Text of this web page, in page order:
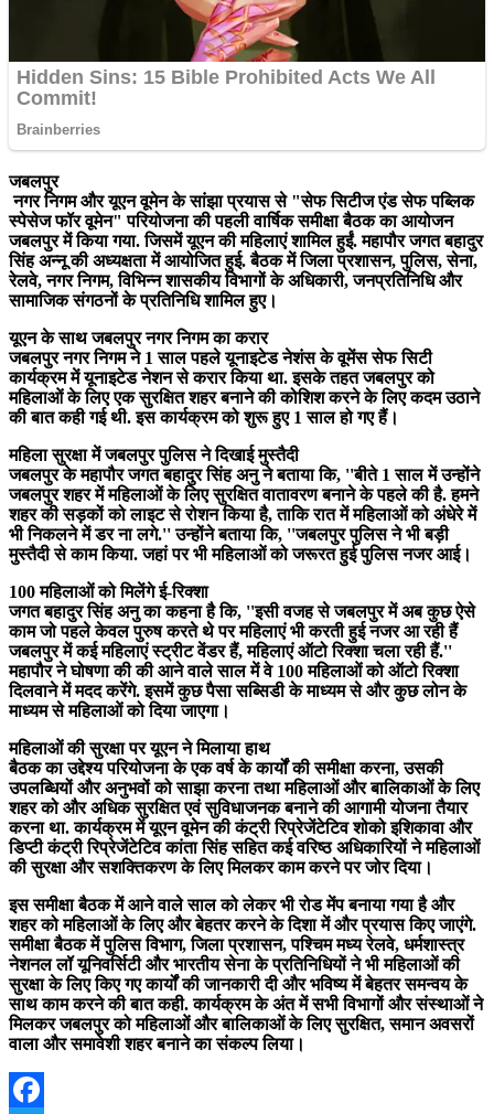
जबलपुर
नगर निगम और यूएन वूमेन के सांझा प्रयास से "सेफ सिटीज एंड सेफ पब्लिक
स्पेसेज फॉर वूमेन" परियोजना की पहली वार्षिक समीक्षा बैठक का आयोजन
जबलपुर में किया गया. जिसमें यूएन की महिलाएं शामिल हुईं. महापौर जगत बहादुर
सिंह अन्नू की अध्यक्षता में आयोजित हुई. बैठक में जिला प्रशासन, पुलिस, सेना,
रेलवे, नगर निगम, विभिन्न शासकीय विभागों के अधिकारी, जनप्रतिनिधि और
सामाजिक संगठनों के प्रतिनिधि शामिल हुए।
यूएन के साथ जबलपुर नगर निगम का करार
जबलपुर नगर निगम ने 1 साल पहले यूनाइटेड नेशंस के वूमेंस सेफ सिटी
कार्यक्रम में यूनाइटेड नेशन से करार किया था. इसके तहत जबलपुर को
महिलाओं के लिए एक सुरक्षित शहर बनाने की कोशिश करने के लिए कदम उठाने
की बात कही गई थी. इस कार्यक्रम को शुरू हुए 1 साल हो गए हैं।
महिला सुरक्षा में जबलपुर पुलिस ने दिखाई मुस्तैदी
जबलपुर के महापौर जगत बहादुर सिंह अनु ने बताया कि, ''बीते 1 साल में उन्होंने
जबलपुर शहर में महिलाओं के लिए सुरक्षित वातावरण बनाने के पहले की है. हमने
शहर की सड़कों को लाइट से रोशन किया है, ताकि रात में महिलाओं को अंधेरे में
भी निकलने में डर ना लगे.'' उन्होंने बताया कि, ''जबलपुर पुलिस ने भी बड़ी
मुस्तैदी से काम किया. जहां पर भी महिलाओं को जरूरत हुई पुलिस नजर आई।
100 महिलाओं को मिलेंगे ई-रिक्शा
जगत बहादुर सिंह अनु का कहना है कि, ''इसी वजह से जबलपुर में अब कुछ ऐसे
काम जो पहले केवल पुरुष करते थे पर महिलाएं भी करती हुई नजर आ रही हैं
जबलपुर में कई महिलाएं स्ट्रीट वेंडर हैं, महिलाएं ऑटो रिक्शा चला रही हैं.''
महापौर ने घोषणा की की आने वाले साल में वे 100 महिलाओं को ऑटो रिक्शा
दिलवाने में मदद करेंगे. इसमें कुछ पैसा सब्सिडी के माध्यम से और कुछ लोन के
माध्यम से महिलाओं को दिया जाएगा।
महिलाओं की सुरक्षा पर यूएन ने मिलाया हाथ
बैठक का उद्देश्य परियोजना के एक वर्ष के कार्यों की समीक्षा करना, उसकी
उपलब्धियों और अनुभवों को साझा करना तथा महिलाओं और बालिकाओं के लिए
शहर को और अधिक सुरक्षित एवं सुविधाजनक बनाने की आगामी योजना तैयार
करना था. कार्यक्रम में यूएन वूमेन की कंट्री रिप्रेजेंटेटिव शोको इशिकावा और
डिप्टी कंट्री रिप्रेजेंटेटिव कांता सिंह सहित कई वरिष्ठ अधिकारियों ने महिलाओं
की सुरक्षा और सशक्तिकरण के लिए मिलकर काम करने पर जोर दिया।
इस समीक्षा बैठक में आने वाले साल को लेकर भी रोड मेंप बनाया गया है और
शहर को महिलाओं के लिए और बेहतर करने के दिशा में और प्रयास किए जाएंगे.
समीक्षा बैठक में पुलिस विभाग, जिला प्रशासन, पश्चिम मध्य रेलवे, धर्मशास्त्र
नेशनल लॉ यूनिवर्सिटी और भारतीय सेना के प्रतिनिधियों ने भी महिलाओं की
सुरक्षा के लिए किए गए कार्यों की जानकारी दी और भविष्य में बेहतर समन्वय के
साथ काम करने की बात कही. कार्यक्रम के अंत में सभी विभागों और संस्थाओं ने
मिलकर जबलपुर को महिलाओं और बालिकाओं के लिए सुरक्षित, समान अवसरों
वाला और समावेशी शहर बनाने का संकल्प लिया।